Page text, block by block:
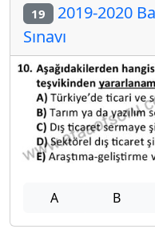
19 2019-2020
Sınavı
A B